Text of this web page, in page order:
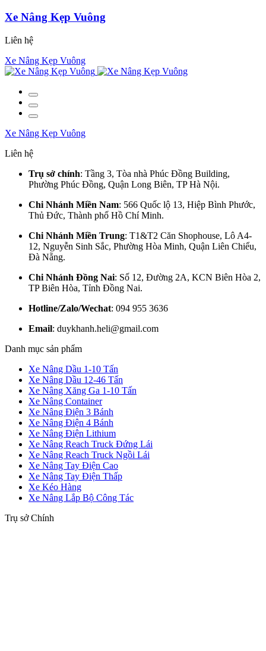
Xe Nâng Kẹp Vuông
Liên hệ
Xe Nâng Kẹp Vuông
Xe Nâng Kẹp Vuông
Liên hệ
Trụ sở chính: Tầng 3, Tòa nhà Phúc Đồng Building,
Phường Phúc Đồng, Quận Long Biên, TP Hà Nội.
Chi Nhánh Miền Nam: 566 Quốc lộ 13, Hiệp Bình Phước,
Thủ Đức, Thành phố Hồ Chí Minh.
Chi Nhánh Miền Trung: T1&T2 Căn Shophouse, Lô A4-
12, Nguyễn Sinh Sắc, Phường Hòa Minh, Quận Liên Chiểu,
Đà Nẵng.
Chi Nhánh Đồng Nai: Số 12, Đường 2A, KCN Biên Hòa 2,
TP Biên Hòa, Tỉnh Đồng Nai.
Hotline/Zalo/Wechat: 094 955 3636
Email: duykhanh.heli@gmail.com
Danh mục sản phẩm
Xe Nâng Dầu 1-10 Tấn
Xe Nâng Dầu 12-46 Tấn
Xe Nâng Xăng Ga 1-10 Tấn
Xe Nâng Container
Xe Nâng Điện 3 Bánh
Xe Nâng Điện 4 Bánh
Xe Nâng Điện Lithium
Xe Nâng Reach Truck Đứng Lái
Xe Nâng Reach Truck Ngồi Lái
Xe Nâng Tay Điện Cao
Xe Nâng Tay Điện Thấp
Xe Kéo Hàng
Xe Nâng Lắp Bộ Công Tác
Trụ sở Chính